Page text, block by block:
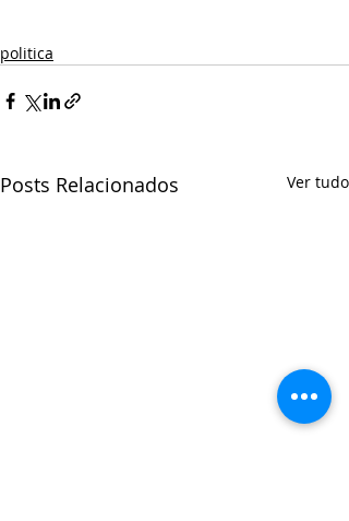
politica
Posts Relacionados Ver tudo